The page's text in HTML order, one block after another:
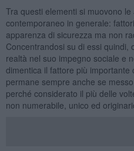
Tra questi elementi si muovono le
contemporaneo in generale:
apparenza di sicurezza ma non
Concentrandosi su di essi quindi,
realtà nel suo impegno sociale e
dimentica il fattore più importante
permane sempre anche se
perché considerato il più delle
non numerabile, unico ed